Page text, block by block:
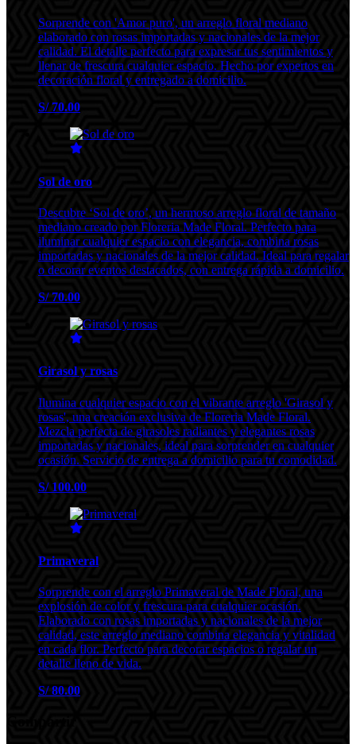
Sorprende con 'Amor puro', un arreglo floral mediano
elaborado con rosas importadas y nacionales de la mejor
calidad. El detalle perfecto para expresar tus sentimientos y
llenar de frescura cualquier espacio. Hecho por expertos en
decoración floral y entregado a domicilio.
S/ 70.00
Sol de oro
Descubre ‘Sol de oro’, un hermoso arreglo floral de tamaño
mediano creado por Floreria Made Floral. Perfecto para
iluminar cualquier espacio con elegancia, combina rosas
importadas y nacionales de la mejor calidad. Ideal para regalar
o decorar eventos destacados, con entrega rápida a domicilio.
S/ 70.00
Girasol y rosas
Ilumina cualquier espacio con el vibrante arreglo 'Girasol y
rosas', una creación exclusiva de Floreria Made Floral.
Mezcla perfecta de girasoles radiantes y elegantes rosas
importadas y nacionales, ideal para sorprender en cualquier
ocasión. Servicio de entrega a domicilio para tu comodidad.
S/ 100.00
Primaveral
Sorprende con el arreglo Primaveral de Made Floral, una
explosión de color y frescura para cualquier ocasión.
Elaborado con rosas importadas y nacionales de la mejor
calidad, este arreglo mediano combina elegancia y vitalidad
en cada flor. Perfecto para decorar espacios o regalar un
detalle lleno de vida.
S/ 80.00